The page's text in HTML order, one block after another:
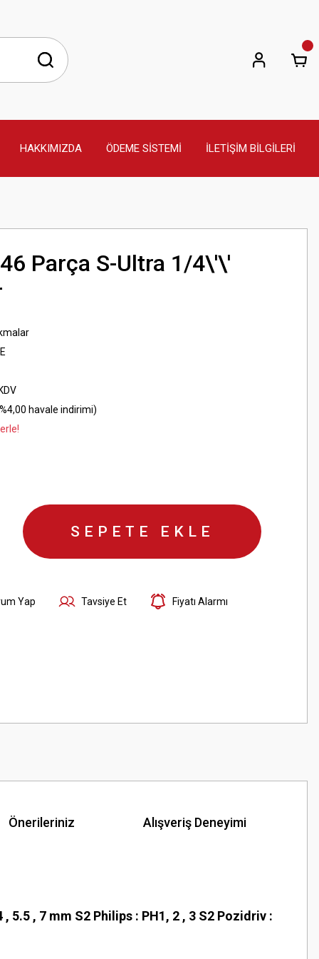
HAKKIMIZDA ÖDEME SİSTEMİ İLETİŞİM BİLGİLERİ
46 Parça S-Ultra 1/4\'\'
havale indirimi)
SEPETE EKLE
Yap Tavsiye Et Fiyatı Alarmı
Önerileriniz Alışveriş Deneyimi
5.5 , 7 mm S2 Philips : PH1, 2 , 3 S2 Pozidriv :